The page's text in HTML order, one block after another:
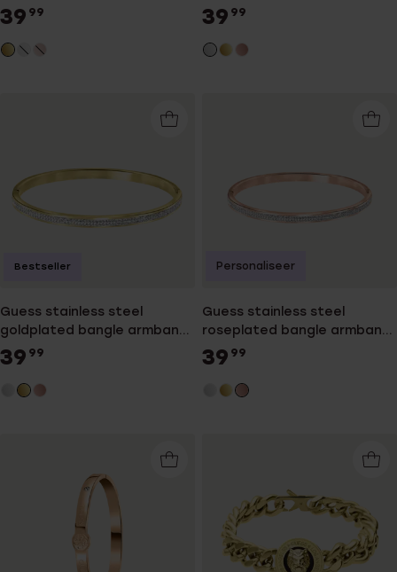
Heart
39 99
yourself
39 99
Guess stainless steel
goldplated bangle armband
kristal
39 99
Bestseller
Guess stainless steel
roseplated bangle armband
kristal
39 99
Personaliseer